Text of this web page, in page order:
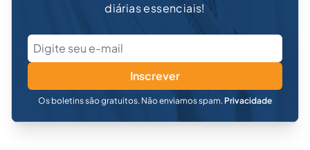
diárias essenciais!
Inscrever
Os boletins são gratuitos. Não enviamos spam. Privacidade